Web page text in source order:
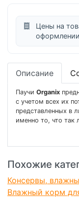
Цены на
Описание
Паучи Organix
с учетом всех их
представленных в
именно то, что так
Похожие
Консервы,
Влажный корм